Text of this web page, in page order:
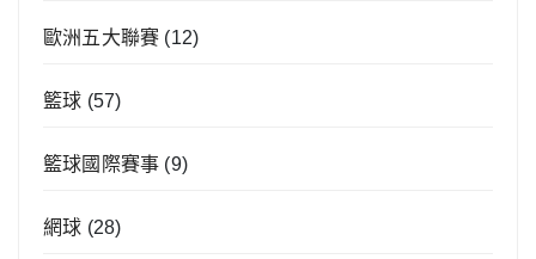
歐洲五大聯賽 (12)
籃球 (57)
籃球國際賽事 (9)
網球 (28)